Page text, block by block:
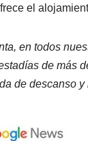
el
en todos
de más
de descanso